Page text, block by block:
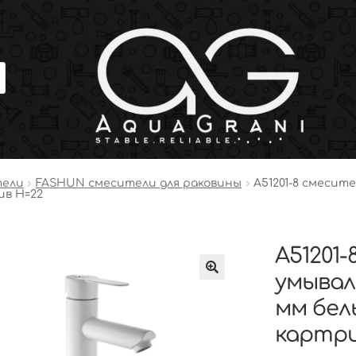
FASHUN смесители для раковины
A51201-8
H=22
мм